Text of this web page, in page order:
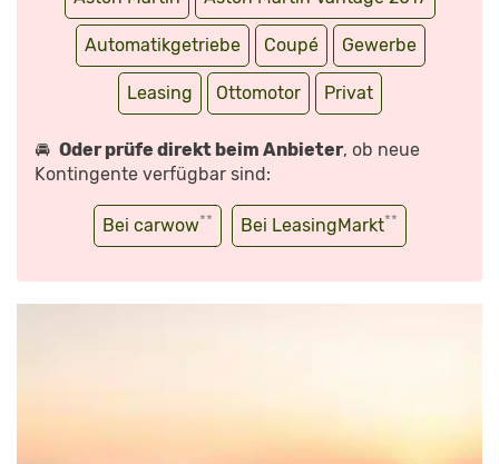
Automatikgetriebe Coupé Gewerbe
Leasing Ottomotor Privat
🚘 Oder prüfe direkt beim Anbieter, ob neue
Kontingente verfügbar sind:
Bei carwow** Bei LeasingMarkt**